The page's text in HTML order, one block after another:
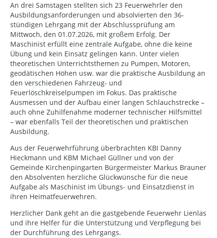
An drei Samstagen stellten sich 23 Feuerwehrler den
Ausbildungsanforderungen und absolvierten den 36-
stündigen Lehrgang mit der Abschlussprüfung am
Mittwoch, den 01.07.2026, mit großem Erfolg. Der
Maschinist erfüllt eine zentrale Aufgabe, ohne die keine
Übung und kein Einsatz gelingen kann. Unter vielen
theoretischen Unterrichtsthemen zu Pumpen, Motoren,
geodätischen Höhen usw. war die praktische Ausbildung an
den verschiedenen Fahrzeug- und
Feuerlöschkreiselpumpen im Fokus. Das praktische
Ausmessen und der Aufbau einer langen Schlauchstrecke –
auch ohne Zuhilfenahme moderner technischer Hilfsmittel
– war ebenfalls Teil der theoretischen und praktischen
Ausbildung.
Aus der Feuerwehrführung überbrachten KBI Danny
Hieckmann und KBM Michael Güllner und von der
Gemeinde Kirchenpingarten Bürgermeister Markus Brauner
den Absolventen herzliche Glückwünsche für die neue
Aufgabe als Maschinist im Übungs- und Einsatzdienst in
ihren Heimatfeuerwehren.
Herzlicher Dank geht an die gastgebende Feuerwehr Lienlas
und ihre Helfer für die Unterstützung und Verpflegung bei
der Durchführung des Lehrgangs.